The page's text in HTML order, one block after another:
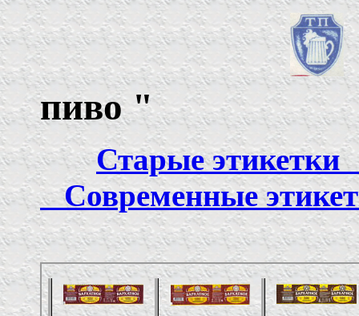
пиво"
Старые
Современные